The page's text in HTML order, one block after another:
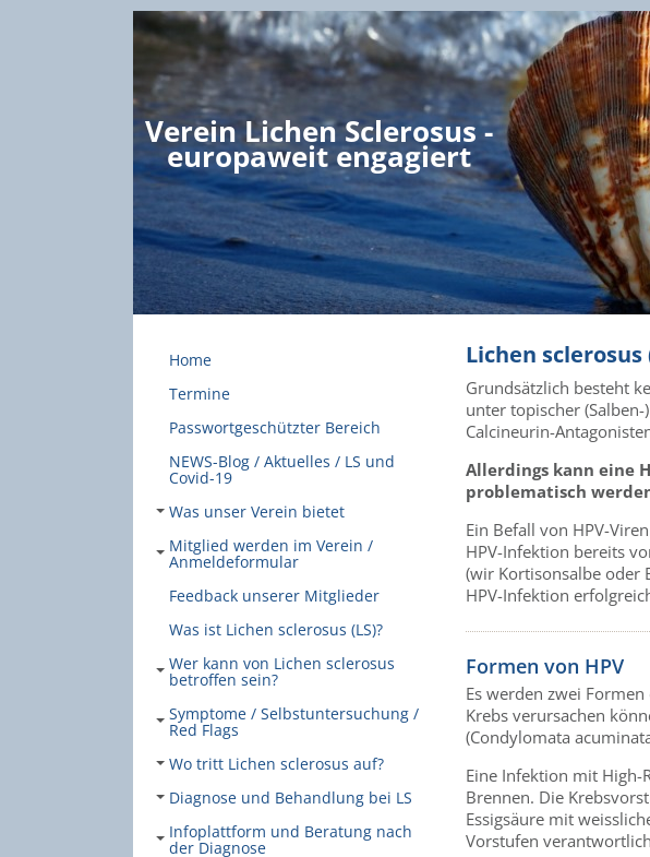
Verein Lichen Sclerosus -
europaweit engagiert
Home
Termine
Passwortgeschützter Bereich
NEWS-Blog / Aktuelles / LS und
Covid-19
Was unser Verein bietet
Mitglied werden im Verein /
Anmeldeformular
Feedback unserer Mitglieder
Was ist Lichen sclerosus (LS)?
Wer kann von Lichen sclerosus
betroffen sein?
Symptome / Selbstuntersuchung /
Red Flags
Wo tritt Lichen sclerosus auf?
Diagnose und Behandlung bei LS
Infoplattform und Beratung nach
der Diagnose
Lichen
Grundsätzlich besteht
unter topischer
Calcineurin-
Allerdings kann eine
problematisch
Ein Befall von HPV-
HPV-Infektion bereits
(wir Kortisonsalbe oder
HPV-Infektion
Formen von HPV
Es werden zwei
Krebs verursachen
(Condylomata
Eine Infektion mit High-
Brennen. Die
Essigsäure mit
Vorstufen